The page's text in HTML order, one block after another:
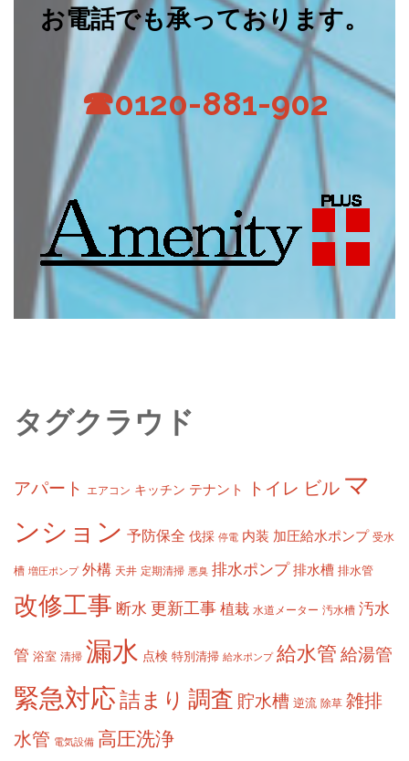
お電話でも承っております。
☎0120-881-902
タグクラウド
アパート エアコン キッチン テナント トイレ ビル マ
ンション 予防保全 伐採 停電 内装 加圧給水ポンプ 受水
槽 増圧ポンプ 外構 天井 定期清掃 悪臭 排水ポンプ 排水槽 排水管
改修工事 断水 更新工事 植栽 水道メーター 汚水槽 汚水
管 浴室 清掃 漏水 点検 特別清掃 給水ポンプ 給水管 給湯管
緊急対応詰まり 調査 貯水槽 逆流 除草 雑排
水管 電気設備 高圧洗浄